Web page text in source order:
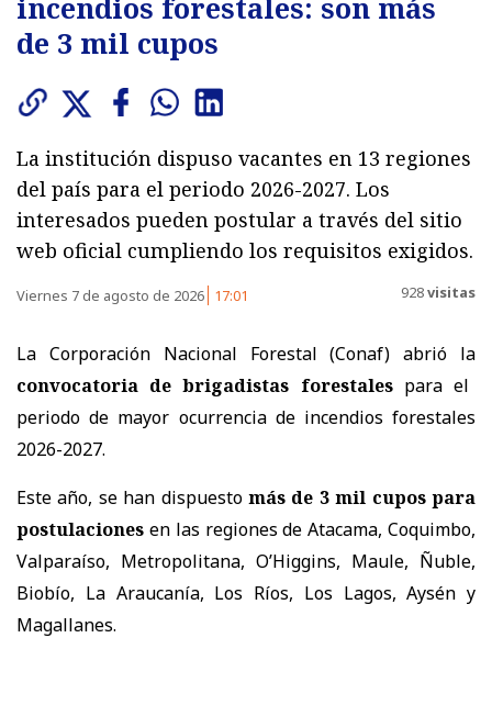
de 3 mil cupos
La institución dispuso vacantes en 13 regiones
del país para el periodo 2026-2027. Los
interesados pueden postular a través del sitio
web oficial cumpliendo los requisitos exigidos.
Viernes 7 de agosto de 2026 17:01 928visitas
La Corporación Nacional Forestal (Conaf) abrió la
convocatoria de brigadistas forestalespara el
periodo de mayor ocurrencia de incendios forestales
2026-2027.
Este año, se han dispuesto más de 3 mil cupos para
postulaciones en las regiones de Atacama, Coquimbo,
Valparaíso, Metropolitana, O’Higgins, Maule, Ñuble,
Biobío, La Araucanía, Los Ríos, Los Lagos, Aysén y
Magallanes.